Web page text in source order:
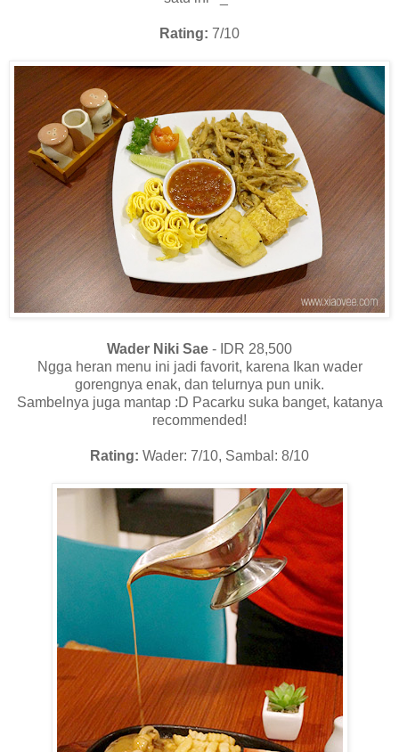
Rating: 7/10
Wader Niki Sae - IDR 28,500
Ngga heran menu ini jadi favorit, karena Ikan wader
gorengnya enak, dan telurnya pun unik.
Sambelnya juga mantap :D Pacarku suka banget, katanya
recommended!
Rating: Wader: 7/10, Sambal: 8/10